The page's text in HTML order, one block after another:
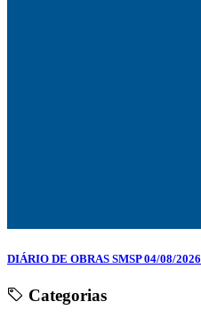
DIÁRIO DE OBRAS SMSP 04/08/2026
Categorias